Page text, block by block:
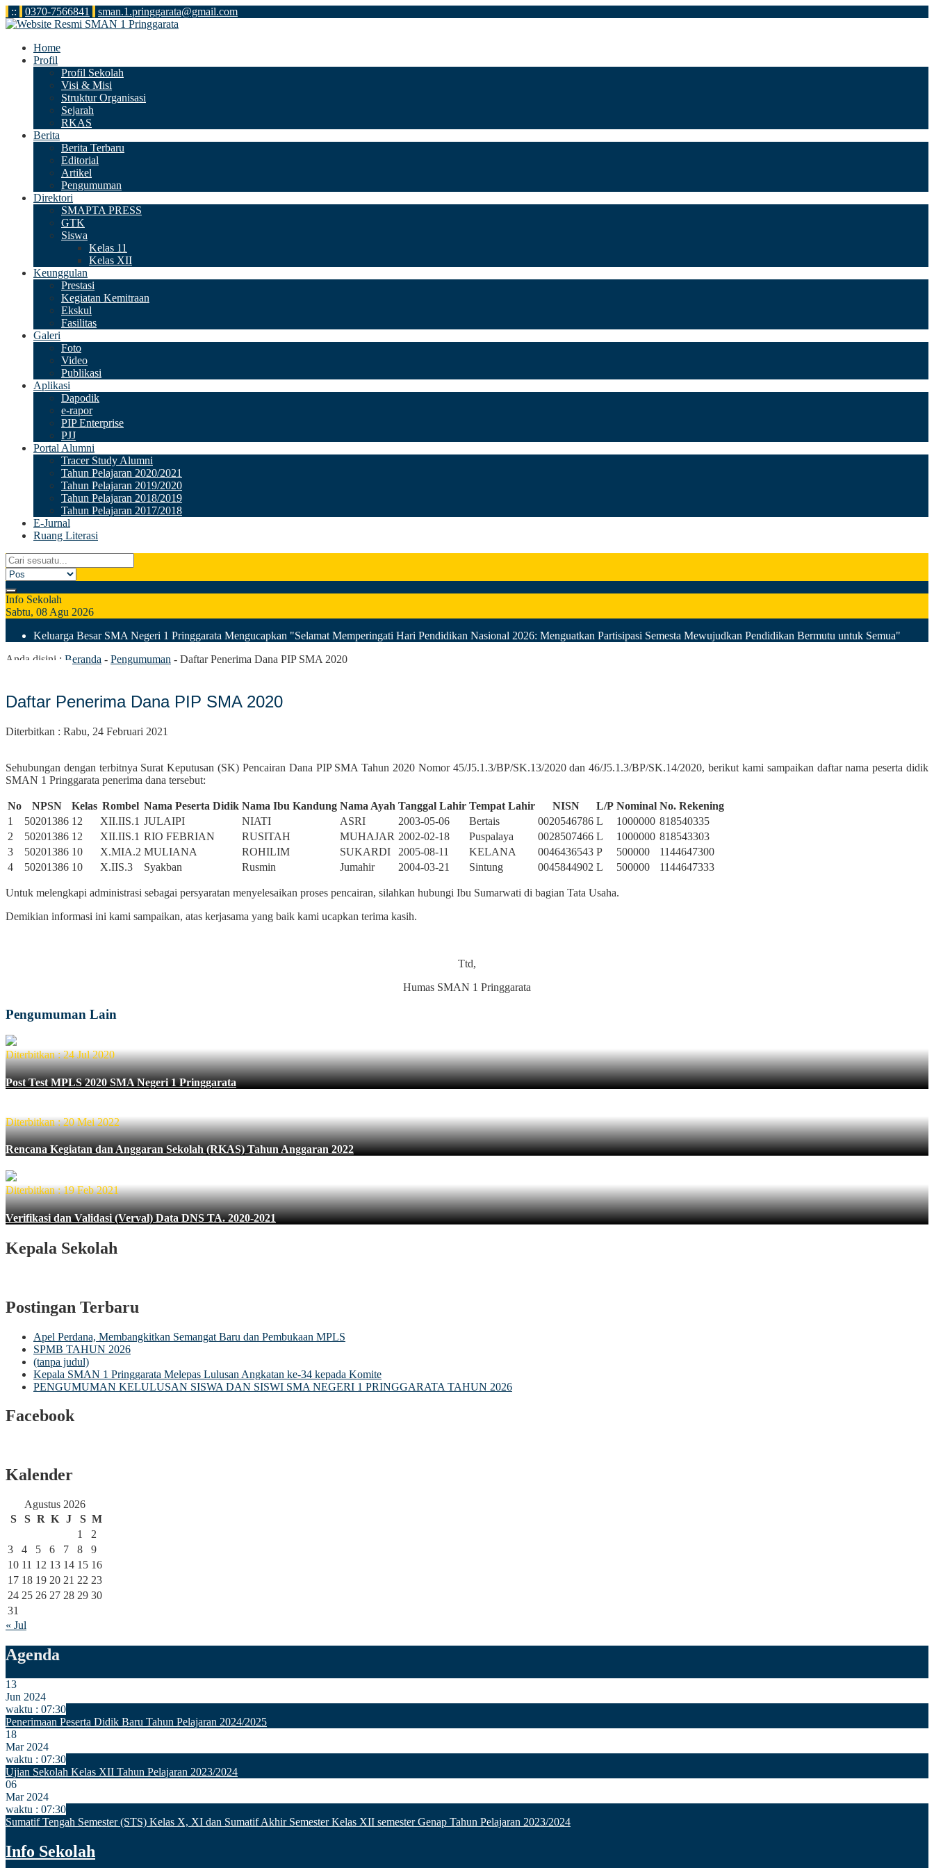
:: 0370-7566841 sman.1.pringgarata@gmail.com
Home
Profil
Profil Sekolah
Visi & Misi
Struktur Organisasi
Sejarah
RKAS
Berita
Berita Terbaru
Editorial
Artikel
Pengumuman
Direktori
SMAPTA PRESS
GTK
Siswa
Kelas 11
Kelas XII
Keunggulan
Prestasi
Kegiatan Kemitraan
Ekskul
Fasilitas
Galeri
Foto
Video
Publikasi
Aplikasi
Dapodik
e-rapor
PIP Enterprise
PJJ
Portal Alumni
Tracer Study Alumni
Tahun Pelajaran 2020/2021
Tahun Pelajaran 2019/2020
Tahun Pelajaran 2018/2019
Tahun Pelajaran 2017/2018
E-Jurnal
Ruang Literasi
Info Sekolah
Sabtu, 08 Agu 2026
Keluarga Besar SMA Negeri 1 Pringgarata Mengucapkan "Selamat Memperingati Hari Pendidikan Nasional 2026: Menguatkan Partisipasi Semesta Mewujudkan Pendidikan Bermutu untuk Semua"
Anda disini : Beranda - Pengumuman - Daftar Penerima Dana PIP SMA 2020
Daftar Penerima Dana PIP SMA 2020
Diterbitkan : Rabu, 24 Februari 2021
Sehubungan dengan terbitnya Surat Keputusan (SK) Pencairan Dana PIP SMA Tahun 2020 Nomor 45/J5.1.3/BP/SK.13/2020 dan 46/J5.1.3/BP/SK.14/2020, berikut kami sampaikan daftar nama peserta didik
SMAN 1 Pringgarata penerima dana tersebut:
No NPSN Kelas Rombel Nama Peserta Didik Nama Ibu Kandung Nama Ayah Tanggal Lahir Tempat Lahir NISN L/P Nominal No. Rekening
1
50201386 12 XII.IIS.1 JULAIPI NIATI ASRI 2003-05-06 Bertais 0020546786 L 1000000 818540335
2
50201386 12 XII.IIS.1 RIO FEBRIAN RUSITAH MUHAJAR 2002-02-18 Puspalaya 0028507466 L 1000000 818543303
3
50201386 10 X.MIA.2 MULIANA ROHILIM SUKARDI 2005-08-11 KELANA 0046436543 P 500000
1144647300
4
50201386 10 X.IIS.3 Syakban Rusmin Jumahir 2004-03-21 Sintung 0045844902 L 500000 1144647333
Untuk melengkapi administrasi sebagai persyaratan menyelesaikan proses pencairan, silahkan hubungi Ibu Sumarwati di bagian Tata Usaha.
Demikian informasi ini kami sampaikan, atas kerjasama yang baik kami ucapkan terima kasih.
Ttd,
Humas SMAN 1 Pringgarata
Pengumuman Lain
Diterbitkan : 24 Jul 2020
Post Test MPLS 2020 SMA Negeri 1 Pringgarata
Diterbitkan : 20 Mei 2022
Rencana Kegiatan dan Anggaran Sekolah (RKAS) Tahun Anggaran 2022
Diterbitkan : 19 Feb 2021
Verifikasi dan Validasi (Verval) Data DNS TA. 2020-2021
Kepala Sekolah
Postingan Terbaru
Apel Perdana, Membangkitkan Semangat Baru dan Pembukaan MPLS
SPMB TAHUN 2026
(tanpa judul)
Kepala SMAN 1 Pringgarata Melepas Lulusan Angkatan ke-34 kepada Komite
PENGUMUMAN KELULUSAN SISWA DAN SISWI SMA NEGERI 1 PRINGGARATA TAHUN 2026
Facebook
Kalender
Agustus 2026
S
S R K J S M
1
2
3
4 5 6 7 8
9
10 11 12 13 14 15 16
17 18 19 20 21 22 23
24 25 26 27 28 29 30
31
« Jul
Agenda
13
Jun 2024
waktu : 07:30
Penerimaan Peserta Didik Baru Tahun Pelajaran 2024/2025
18
Mar 2024
waktu : 07:30
Ujian Sekolah Kelas XII Tahun Pelajaran 2023/2024
06
Mar 2024
waktu : 07:30
Sumatif Tengah Semester (STS) Kelas X, XI dan Sumatif Akhir Semester Kelas XII semester Genap Tahun Pelajaran 2023/2024
Info Sekolah